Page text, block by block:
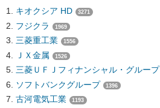
キオクシア HD 3271
フジクラ 1969
三菱重工業 1556
ＪＸ金属 1526
三菱ＵＦＪフィナンシャル・グループ
ソフトバンクグループ 1396
古河電気工業 1193